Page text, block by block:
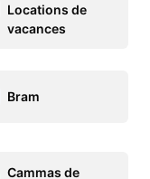
Locations de
vacances
Bram
Cammas de